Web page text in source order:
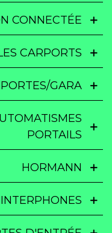
CONNECTÉE
CARPORTS
GARA
PORTAILS
HORMANN